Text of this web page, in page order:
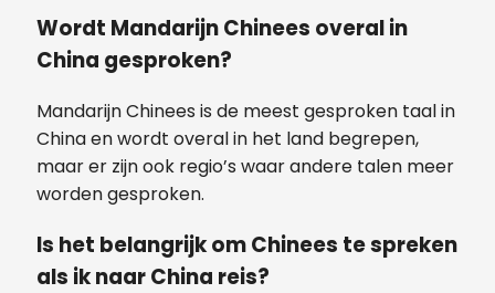
Wordt Mandarijn Chinees overal in
China gesproken?
Mandarijn Chinees is de meest gesproken taal in
China en wordt overal in het land begrepen,
maar er zijn ook regio’s waar andere talen meer
worden gesproken.
Is het belangrijk om Chinees te spreken
als ik naar China reis?